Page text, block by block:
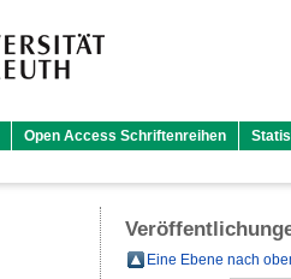
Open Access Schriftenreihen
Eine Ebene nach